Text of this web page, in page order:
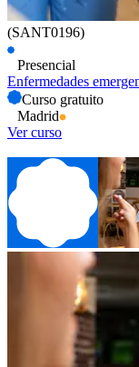
(SANT0196)
Presencial
Enfermedades
Curso gratuito
Madrid
Ver curso